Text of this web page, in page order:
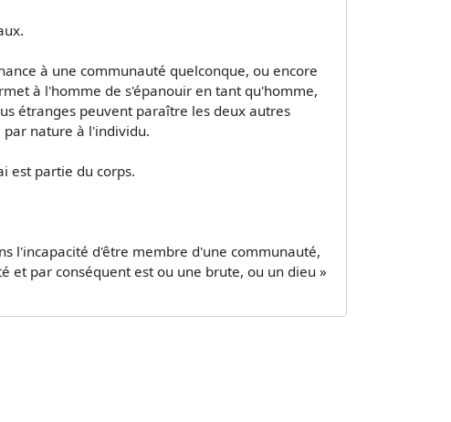
à une communauté quelconque, ou encore
à l'homme de s'épanouir en tant qu'homme,
étranges peuvent paraître les deux autres
nature à l'individu.
est partie du corps.
l'incapacité d'être membre d'une communauté,
par conséquent est ou une brute, ou un dieu »